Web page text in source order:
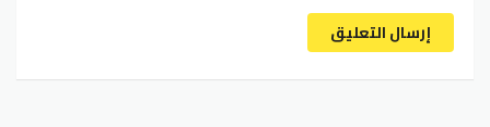
إرسال التعليق